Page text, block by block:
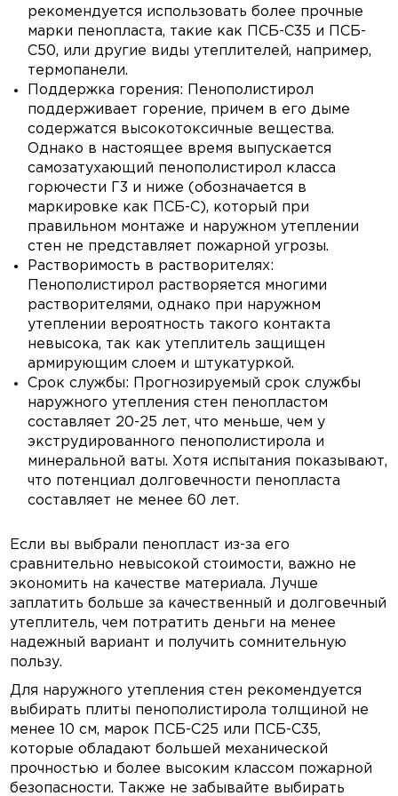
рекомендуется использовать более прочные
марки пенопласта, такие как ПСБ-С35 и ПСБ-
С50, или другие виды утеплителей, например,
термопанели.
Поддержка горения: Пенополистирол
поддерживает горение, причем в его дыме
содержатся высокотоксичные вещества.
Однако в настоящее время выпускается
самозатухающий пенополистирол класса
горючести Г3 и ниже (обозначается в
маркировке как ПСБ-С), который при
правильном монтаже и наружном утеплении
стен не представляет пожарной угрозы.
Растворимость в растворителях:
Пенополистирол растворяется многими
растворителями, однако при наружном
утеплении вероятность такого контакта
невысока, так как утеплитель защищен
армирующим слоем и штукатуркой.
Срок службы: Прогнозируемый срок службы
наружного утепления стен пенопластом
составляет 20-25 лет, что меньше, чем у
экструдированного пенополистирола и
минеральной ваты. Хотя испытания показывают,
что потенциал долговечности пенопласта
составляет не менее 60 лет.
Если вы выбрали пенопласт из-за его
сравнительно невысокой стоимости, важно не
экономить на качестве материала. Лучше
заплатить больше за качественный и долговечный
утеплитель, чем потратить деньги на менее
надежный вариант и получить сомнительную
пользу.
Для наружного утепления стен рекомендуется
выбирать плиты пенополистирола толщиной не
менее 10 см, марок ПСБ-С25 или ПСБ-С35,
которые обладают большей механической
прочностью и более высоким классом пожарной
безопасности. Также не забывайте выбирать